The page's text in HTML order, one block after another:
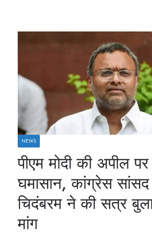
NEWS
पीएम मोदी की अपील पर
घमासान, कांग्रेस सांसद
चिदंबरम ने की सत्र
मांग